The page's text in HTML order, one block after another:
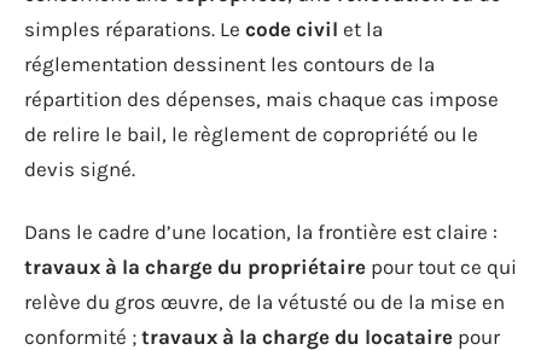
simples réparations. Le code civil et la
réglementation dessinent les contours de la
répartition des dépenses, mais chaque cas impose
de relire le bail, le règlement de copropriété ou le
devis signé.
Dans le cadre d’une location, la frontière est claire :
travaux à la charge du propriétaire pour tout ce qui
relève du gros œuvre, de la vétusté ou de la mise en
conformité ; travaux à la charge du locataire pour